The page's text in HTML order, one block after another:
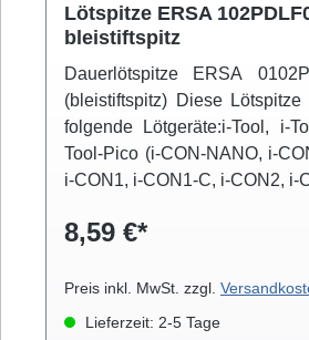
Lötspitze ERSA
bleistiftspitz
Dauerlötspitze ERSA
(bleistiftspitz) Diese
folgende Lötgeräte:i-Tool, i-
Tool-Pico (i-CON-NANO, i-
i-CON1, i-CON1-C, i-CON2, i-
8,59 €*
Preis inkl. MwSt. zzgl.
Lieferzeit: 2-5 Tage